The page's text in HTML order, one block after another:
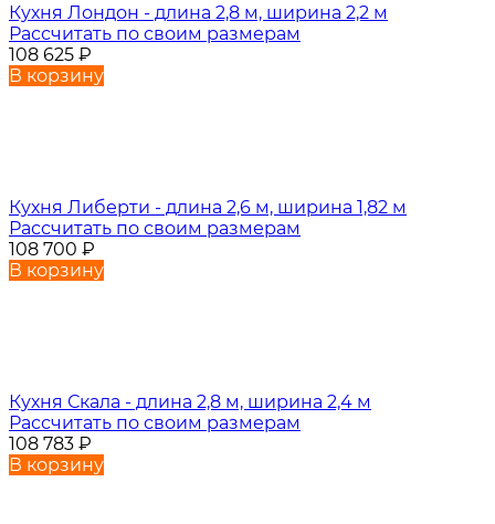
Кухня Лондон - длина 2,8 м, ширина 2,2 м
Рассчитать по своим размерам
108 625 ₽
В корзину
Кухня Либерти - длина 2,6 м, ширина 1,82 м
Рассчитать по своим размерам
108 700 ₽
В корзину
Кухня Скала - длина 2,8 м, ширина 2,4 м
Рассчитать по своим размерам
108 783 ₽
В корзину